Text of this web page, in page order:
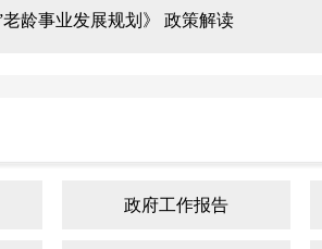
老龄事业发展规划》 政策解读
政府工作报告